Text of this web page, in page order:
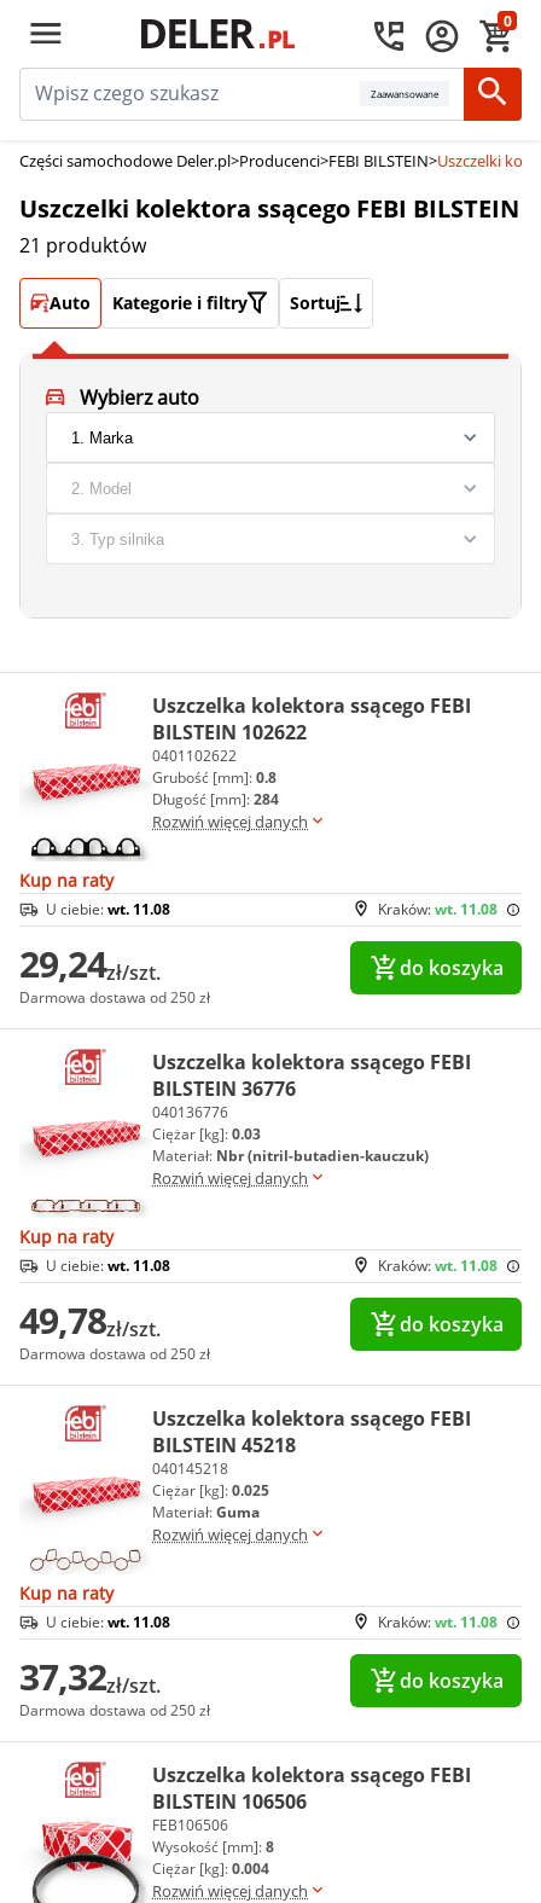
0
Zaawansowane
Części samochodowe Deler.pl>Producenci>FEBI BILSTEIN>Uszczelki
Uszczelki kolektora ssącego FEBI BILSTEIN
21 produktów
Auto Kategorie i filtry Sortuj
Wybierz auto
Uszczelka kolektora ssącego FEBI
BILSTEIN 102622
0401102622
Grubość [mm]:0.8
Długość [mm]:284
Rozwiń więcej danych
Kup na raty
Kraków:wt. 11.08
U ciebie:wt. 11.08
29,24zł/szt.
Darmowa dostawa od 250 zł
do koszyka
Uszczelka kolektora ssącego FEBI
BILSTEIN 36776
040136776
Ciężar [kg]:0.03
Materiał: Nbr (nitril-butadien-kauczuk)
Rozwiń więcej danych
Kup na raty
Kraków:wt. 11.08
U ciebie:wt. 11.08
49,78zł/szt.
Darmowa dostawa od 250 zł
do koszyka
Uszczelka kolektora ssącego FEBI
BILSTEIN 45218
040145218
Ciężar [kg]:0.025
Materiał:Guma
Rozwiń więcej danych
Kup na raty
Kraków:wt. 11.08
U ciebie:wt. 11.08
37,32zł/szt.
Darmowa dostawa od 250 zł
do koszyka
Uszczelka kolektora ssącego FEBI
BILSTEIN 106506
FEB106506
Wysokość [mm]:8
Ciężar [kg]:0.004
Rozwiń więcej danych